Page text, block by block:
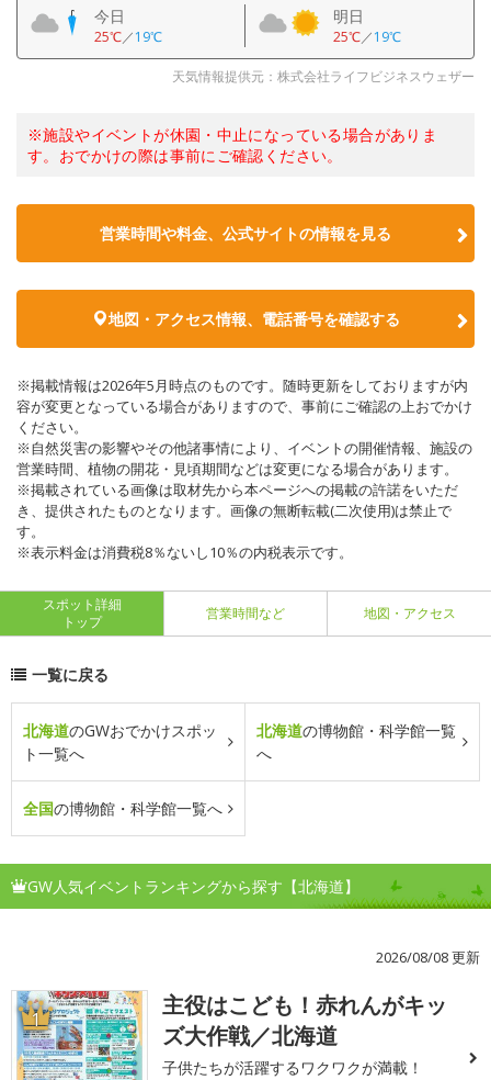
今日
25℃／19℃
明日
25℃／19℃
天気情報提供元：株式会社ライフビジネスウェザー
※施設やイベントが休園・中止になっている場合がありま
す。おでかけの際は事前にご確認ください。
営業時間や料金、公式サイトの情報を見る
地図・アクセス情報、電話番号を確認する
※掲載情報は2026年5月時点のものです。随時更新をしておりますが内
容が変更となっている場合がありますので、事前にご確認の上おでかけ
ください。
※自然災害の影響やその他諸事情により、イベントの開催情報、施設の
営業時間、植物の開花・見頃期間などは変更になる場合があります。
※掲載されている画像は取材先から本ページへの掲載の許諾をいただ
き、提供されたものとなります。画像の無断転載(二次使用)は禁止で
す。
※表示料金は消費税8％ないし10％の内税表示です。
スポット詳細
トップ
営業時間など 地図・アクセス
一覧に戻る
北海道のGWおでかけスポッ
ト一覧へ
北海道の博物館・科学館一覧
へ
全国の博物館・科学館一覧へ
GW人気イベントランキングから探す【北海道】
2026/08/08 更新
1
主役はこども！赤れんがキッ
ズ大作戦／北海道
子供たちが活躍するワクワクが満載！